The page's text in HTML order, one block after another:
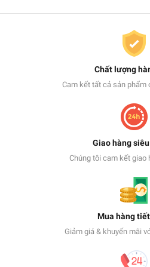
Chất lượng
Cam kết tất cả sản phẩm
Giao hàng
Chúng tôi cam kết giao
Mua hàng
Giảm giá & khuyến mãi